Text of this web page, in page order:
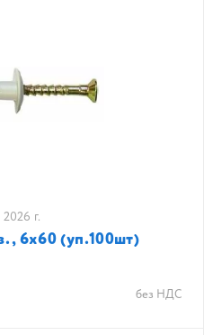
г.
6х60 (уп.100шт)
без НДС